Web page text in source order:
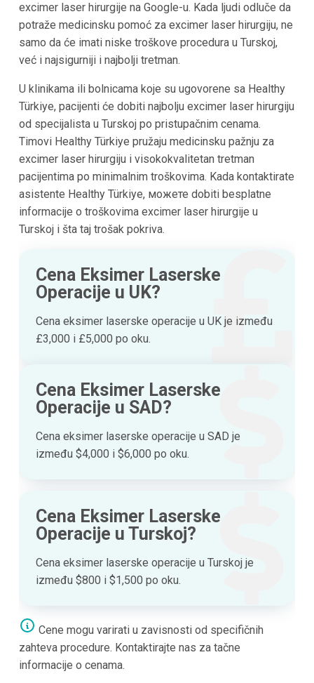
excimer laser hirurgije na Google-u. Kada ljudi odluče da
potraže medicinsku pomoć za excimer laser hirurgiju, ne
samo da će imati niske troškove procedura u Turskoj,
već i najsigurniji i najbolji tretman.
U klinikama ili bolnicama koje su ugovorene sa Healthy
Türkiye, pacijenti će dobiti najbolju excimer laser hirurgiju
od specijalista u Turskoj po pristupačnim cenama.
Timovi Healthy Türkiye pružaju medicinsku pažnju za
excimer laser hirurgiju i visokokvalitetan tretman
pacijentima po minimalnim troškovima. Kada kontaktirate
asistente Healthy Türkiye, можете dobiti besplatne
informacije o troškovima excimer laser hirurgije u
Turskoj i šta taj trošak pokriva.
Cena Eksimer Laserske
Operacije u UK?
Cena eksimer laserske operacije u UK je između
£3,000 i £5,000 po oku.
Cena Eksimer Laserske
Operacije u SAD?
Cena eksimer laserske operacije u SAD je
između $4,000 i $6,000 po oku.
Cena Eksimer Laserske
Operacije u Turskoj?
Cena eksimer laserske operacije u Turskoj je
između $800 i $1,500 po oku.
Cene mogu varirati u zavisnosti od specifičnih
zahteva procedure. Kontaktirajte nas za tačne
informacije o cenama.